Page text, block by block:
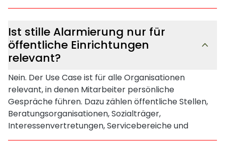
Ist stille Alarmierung nur für
öffentliche Einrichtungen
relevant?
Nein. Der Use Case ist für alle Organisationen
relevant, in denen Mitarbeiter persönliche
Gespräche führen. Dazu zählen öffentliche Stellen,
Beratungsorganisationen, Sozialträger,
Interessenvertretungen, Servicebereiche und
Unternehmen mit Kundenkontakt.